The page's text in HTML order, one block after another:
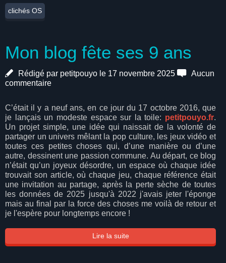
clichés OS
Mon blog fête ses 9 ans
Rédigé par petitpouyo le 17 novembre 2025
Aucun
commentaire
C’était il y a neuf ans, en ce jour du 17 octobre 2016, que
je lançais un modeste espace sur la toile: petitpouyo.fr.
Un projet simple, une idée qui naissait de la volonté de
partager un univers mêlant la pop culture, les jeux vidéo et
toutes ces petites choses qui, d’une manière ou d’une
autre, dessinent une passion commune. Au départ, ce blog
n’était qu’un joyeux désordre, un espace où chaque idée
trouvait son article, où chaque jeu, chaque référence était
une invitation au partage, après la perte sèche de toutes
les données de 2025 jusqu'à 2022 j'avais jeter l'éponge
mais au final par la force des choses me voilà de retour et
je l'espère pour longtemps encore !
Lire la suite